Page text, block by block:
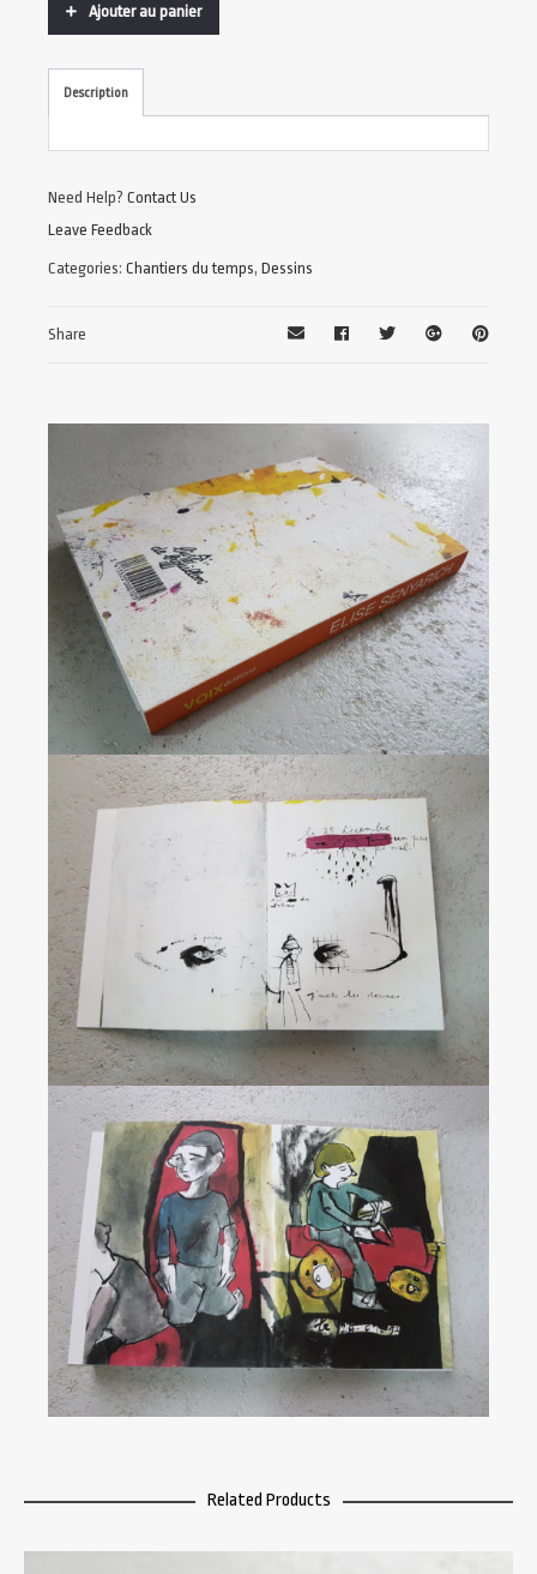
Ajouter au panier
Description
Need Help? Contact Us
Leave Feedback
Categories: Chantiers du temps, Dessins
Share
Related Products